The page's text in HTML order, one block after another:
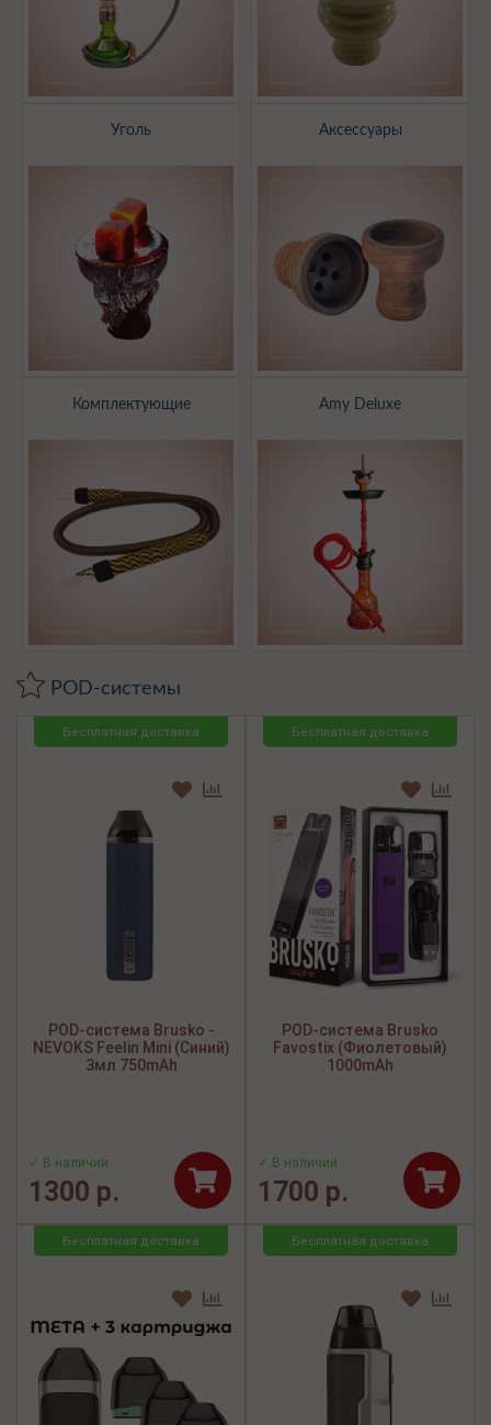
Уголь Аксессуары
Комплектующие Amy Deluxe
POD-системы
Бесплатная доставка
POD-система Brusko -
NEVOKS Feelin Mini (Синий)
3мл 750mAh
✓ В наличии
1300 р.
Бесплатная доставка
POD-система Brusko
Favostix (Фиолетовый)
1000mAh
✓ В наличии
1700 р.
Бесплатная доставка Бесплатная доставка